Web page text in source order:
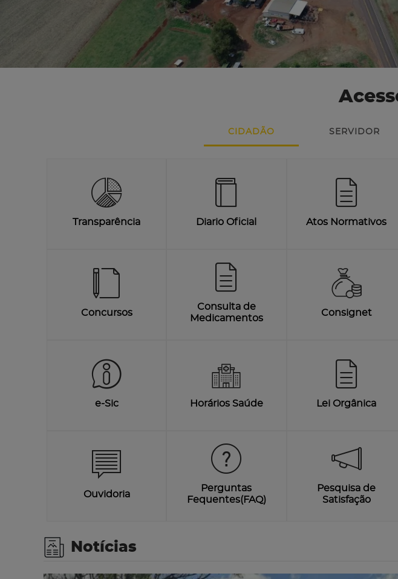
CIDADÃO SERVIDOR
Transparência Diario Oficial Atos Normativos
Concursos
Consulta de
Medicamentos
Consignet
e-Sic Horários Saúde Lei Orgânica
Ouvidoria
Perguntas
Fequentes(FAQ)
Pesquisa de
Satisfação
Notícias